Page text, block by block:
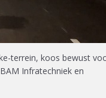
terrein, koos bewust
Infratechniek en